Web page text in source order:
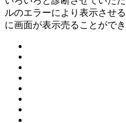
ルのエラーにより表示させ
に画面が表示売ることができ